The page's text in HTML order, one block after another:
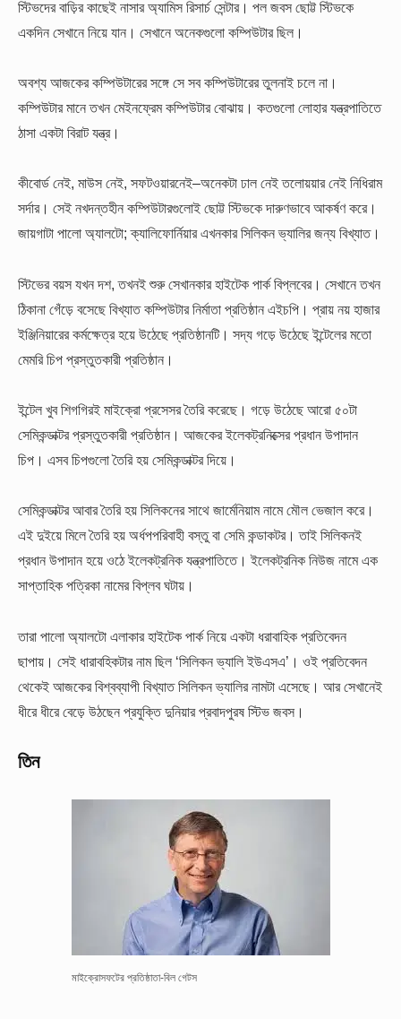
স্টিভদের বাড়ির কাছেই নাসার অ্যামিস রিসার্চ সেন্টার। পল জবস ছোট্ট স্টিভকে
একদিন সেখানে নিয়ে যান। সেখানে অনেকগুলো কম্পিউটার ছিল।
অবশ্য আজকের কম্পিউটারের সঙ্গে সে সব কম্পিউটারের তুলনাই চলে না।
কম্পিউটার মানে তখন মেইনফ্রেম কম্পিউটার বোঝায়। কতগুলো লোহার যন্ত্রপাতিতে
ঠাসা একটা বিরাট যন্ত্র।
কীবোর্ড নেই, মাউস নেই, সফটওয়ারনেই–অনেকটা ঢাল নেই তলোয়য়ার নেই নিধিরাম
সর্দার। সেই নখদন্তহীন কম্পিউটারগুলোই ছোট্ট স্টিভকে দারুণভাবে আকর্ষণ করে।
জায়গাটা পালো অ্যালটো; ক্যালিফোর্নিয়ার এখনকার সিলিকন ভ্যালির জন্য বিখ্যাত।
স্টিভের বয়স যখন দশ, তখনই শুরু সেখানকার হাইটেক পার্ক বিপ্লবের। সেখানে তখন
ঠিকানা গেঁড়ে বসেছে বিখ্যাত কম্পিউটার নির্মাতা প্রতিষ্ঠান এইচপি। প্রায় নয় হাজার
ইঞ্জিনিয়ারের কর্মক্ষেত্র হয়ে উঠেছে প্রতিষ্ঠানটি। সদ্য গড়ে উঠেছে ইন্টেলের মতো
মেমরি চিপ প্রস্তুতকারী প্রতিষ্ঠান।
ইন্টেল খুব শিগগিরই মাইক্রো প্রসেসর তৈরি করেছে। গড়ে উঠেছে আরো ৫০টা
সেমিকন্ডাক্টর প্রস্তুতকারী প্রতিষ্ঠান। আজকের ইলেকট্রনিক্সের প্রধান উপাদান
চিপ। এসব চিপগুলো তৈরি হয় সেমিকন্ডাক্টর দিয়ে।
সেমিকন্ডাক্টর আবার তৈরি হয় সিলিকনের সাথে জার্মেনিয়াম নামে মৌল ভেজাল করে।
এই দুইয়ে মিলে তৈরি হয় অর্ধপপরিবাহী বস্তু বা সেমি কন্ডাকটর। তাই সিলিকনই
প্রধান উপাদান হয়ে ওঠে ইলেকট্রনিক যন্ত্রপাতিতে। ইলেকট্রনিক নিউজ নামে এক
সাপ্তাহিক পত্রিকা নামের বিপ্লব ঘটায়।
তারা পালো অ্যালটো এলাকার হাইটেক পার্ক নিয়ে একটা ধরাবাহিক প্রতিবেদন
ছাপায়। সেই ধারাবহিকটার নাম ছিল ‘সিলিকন ভ্যালি ইউএসএ’। ওই প্রতিবেদন
থেকেই আজকের বিশ্বব্যাপী বিখ্যাত সিলিকন ভ্যালির নামটা এসেছে। আর সেখানেই
ধীরে ধীরে বেড়ে উঠছেন প্রযুক্তি দুনিয়ার প্রবাদপুরষ স্টিভ জবস।
তিন
মাইক্রোসফটের প্রতিষ্ঠাতা-বিল গেটস